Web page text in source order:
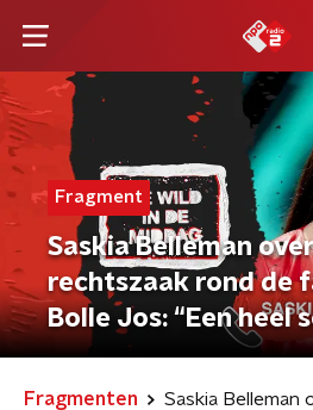
Fragment
Saskia Belleman
rechtszaak rond de
Bolle Jos: “Een heel
afluisterapparatuur”
Fragmenten